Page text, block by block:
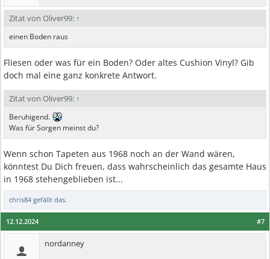
Zitat von Oliver99: ↑
einen Boden raus
Fliesen oder was für ein Boden? Oder altes Cushion Vinyl? Gib
doch mal eine ganz konkrete Antwort.
Zitat von Oliver99: ↑
Beruhigend.
Was für Sorgen meinst du?
Wenn schon Tapeten aus 1968 noch an der Wand wären,
könntest Du Dich freuen, dass wahrscheinlich das gesamte Haus
in 1968 stehengeblieben ist...
chris84 gefällt das.
#7
12.12.2024
nordanney